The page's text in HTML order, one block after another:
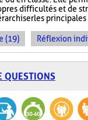
difficultés et de
les
(19) Réflexion
QUESTIONS